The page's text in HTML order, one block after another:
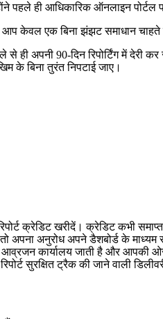
पहले ही आधिकारिक ऑनलाइन पोर्टल
केवल एक बिना झंझट समाधान
से ही अपनी 90-दिन रिपोर्टिंग में देरी
के बिना तुरंत निपटाई जाए।
क्रेडिट खरीदें। क्रेडिट कभी
तो अपना अनुरोध अपने डैशबोर्ड के
आव्रजन कार्यालय जाती है और आपकी
सुरक्षित ट्रैक की जाने वाली